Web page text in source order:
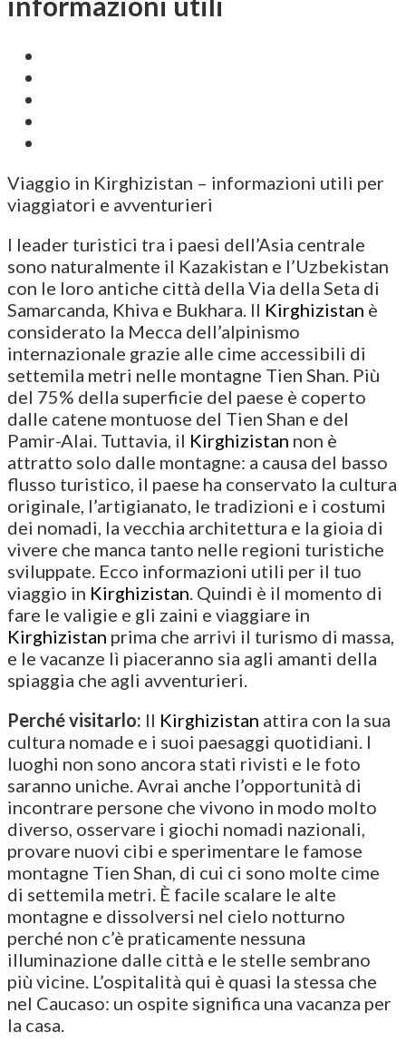
Viaggio in Kirghizistan – informazioni utili per
viaggiatori e avventurieri
I leader turistici tra i paesi dell’Asia centrale
sono naturalmente il Kazakistan e l’Uzbekistan
con le loro antiche città della Via della Seta di
Samarcanda, Khiva e Bukhara. Il Kirghizistan è
considerato la Mecca dell’alpinismo
internazionale grazie alle cime accessibili di
settemila metri nelle montagne Tien Shan. Più
del 75% della superficie del paese è coperto
dalle catene montuose del Tien Shan e del
Pamir-Alai. Tuttavia, il Kirghizistan non è
attratto solo dalle montagne: a causa del basso
flusso turistico, il paese ha conservato la cultura
originale, l’artigianato, le tradizioni e i costumi
dei nomadi, la vecchia architettura e la gioia di
vivere che manca tanto nelle regioni turistiche
sviluppate. Ecco informazioni utili per il tuo
viaggio in Kirghizistan . Quindi è il momento di
fare le valigie e gli zaini e viaggiare in
Kirghizistan prima che arrivi il turismo di massa,
e le vacanze lì piaceranno sia agli amanti della
spiaggia che agli avventurieri.
Perché visitarlo: Il Kirghizistan attira con la sua
cultura nomade e i suoi paesaggi quotidiani. I
luoghi non sono ancora stati rivisti e le foto
saranno uniche. Avrai anche l’opportunità di
incontrare persone che vivono in modo molto
diverso, osservare i giochi nomadi nazionali,
provare nuovi cibi e sperimentare le famose
montagne Tien Shan, di cui ci sono molte cime
di settemila metri. È facile scalare le alte
montagne e dissolversi nel cielo notturno
perché non c’è praticamente nessuna
illuminazione dalle città e le stelle sembrano
più vicine. L’ospitalità qui è quasi la stessa che
nel Caucaso: un ospite significa una vacanza per
la casa.